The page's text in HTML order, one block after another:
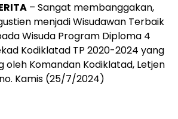
– Sangat membanggakan,
menjadi Wisudawan Terbaik
Wisuda Program Diploma 4
Kodiklatad TP 2020-2024 yang
oleh Komandan Kodiklatad, Letjen
Kamis (25/7/2024)